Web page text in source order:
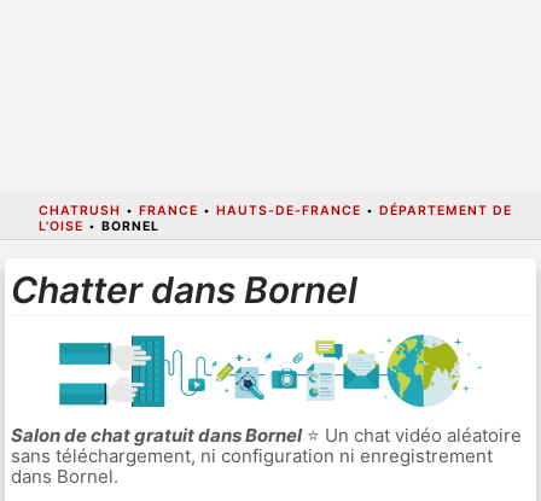
CHATRUSH • FRANCE • HAUTS-DE-FRANCE • DÉPARTEMENT DE
L'OISE • BORNEL
Chatter dans Bornel
Salon de chat gratuit dans Bornel⭐ Un chat vidéo aléatoire
sans téléchargement, ni configuration ni enregistrement
dans Bornel.